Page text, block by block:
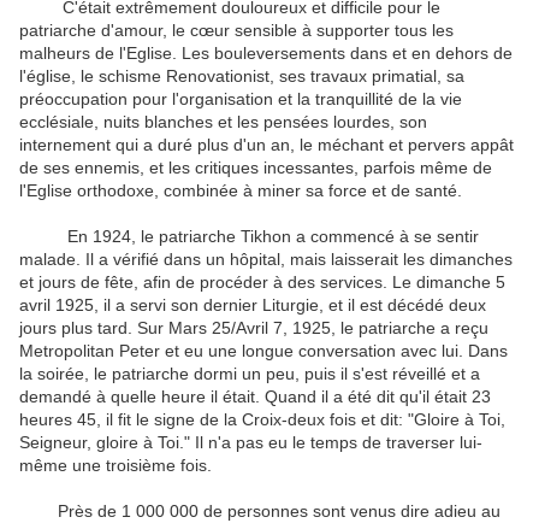
C'était extrêmement douloureux et difficile pour le
patriarche d'amour, le cœur sensible à supporter tous les
malheurs de l'Eglise. Les bouleversements dans et en dehors de
l'église, le schisme Renovationist, ses travaux primatial, sa
préoccupation pour l'organisation et la tranquillité de la vie
ecclésiale, nuits blanches et les pensées lourdes, son
internement qui a duré plus d'un an, le méchant et pervers appât
de ses ennemis, et les critiques incessantes, parfois même de
l'Eglise orthodoxe, combinée à miner sa force et de santé.
En 1924, le patriarche Tikhon a commencé à se sentir
malade. Il a vérifié dans un hôpital, mais laisserait les dimanches
et jours de fête, afin de procéder à des services. Le dimanche 5
avril 1925, il a servi son dernier Liturgie, et il est décédé deux
jours plus tard. Sur Mars 25/Avril 7, 1925, le patriarche a reçu
Metropolitan Peter et eu une longue conversation avec lui. Dans
la soirée, le patriarche dormi un peu, puis il s'est réveillé et a
demandé à quelle heure il était. Quand il a été dit qu'il était 23
heures 45, il fit le signe de la Croix-deux fois et dit: "Gloire à Toi,
Seigneur, gloire à Toi." Il n'a pas eu le temps de traverser lui-
même une troisième fois.
Près de 1 000 000 de personnes sont venus dire adieu au